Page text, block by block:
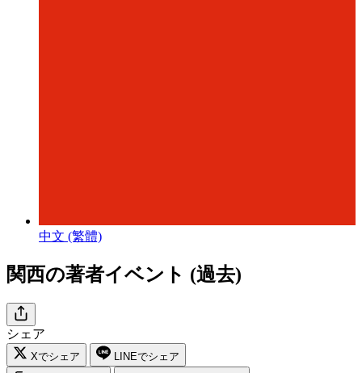
中文 (繁體)
関西の著者イベント (過去)
シェア
Xでシェア
LINEでシェア